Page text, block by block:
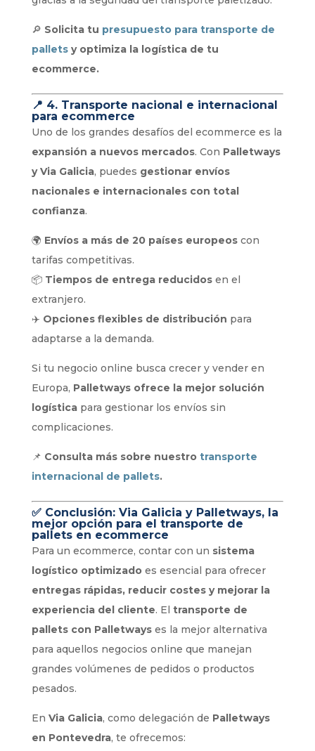
🔎 Solicita tu presupuesto para transporte de
palletsy optimiza la logística de tu
ecommerce.
📍 4. Transporte nacional e internacional
para ecommerce
Uno de los grandes desafíos del ecommerce es la
expansión a nuevos mercados. Con Palletways
y Via Galicia, puedes gestionar envíos
nacionales e internacionales con total
confianza.
🌍 Envíos a más de 20 países europeoscon
tarifas competitivas.
📦 Tiempos de entrega reducidosen el
extranjero.
✈️ Opciones flexibles de distribución para
adaptarse a la demanda.
Si tu negocio online busca crecer y vender en
Europa, Palletways ofrece la mejor solución
logísticapara gestionar los envíos sin
complicaciones.
📌 Consulta más sobre nuestro transporte
internacional de pallets.
✅ Conclusión: Via Galicia y Palletways, la
mejor opción para el transporte de
pallets en ecommerce
Para un ecommerce, contar con un sistema
logístico optimizadoes esencial para ofrecer
entregas rápidas, reducir costes y mejorar la
experiencia del cliente. El transporte de
pallets con Palletwayses la mejor alternativa
para aquellos negocios online que manejan
grandes volúmenes de pedidos o productos
pesados.
En Via Galicia, como delegación de Palletways
en Pontevedra, te ofrecemos: